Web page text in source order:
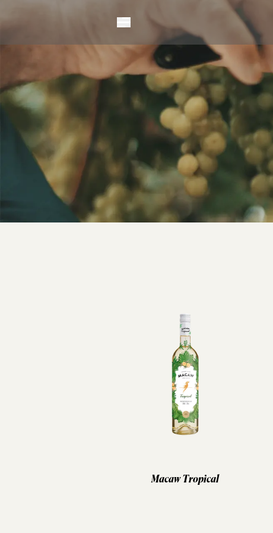
Vinhos
Benildo Perini
Matteo
Qu4tro
Fração Única
Vitis
Solidário
Espumantes
Charmat
Dona Carmo
Diamantes
Vintage
ICE
Erick Jacquin
Método Tradicional
Macaw Tropical